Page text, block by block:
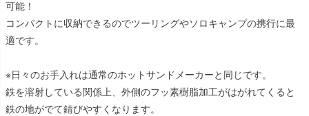
可能！
コンパクトに収納できるのでツーリングやソロキャンプの携行に最
適です。
※日々のお手入れは通常のホットサンドメーカーと同じです。
鉄を溶射している関係上、外側のフッ素樹脂加工がはがれてくると
鉄の地がでて錆びやすくなります。